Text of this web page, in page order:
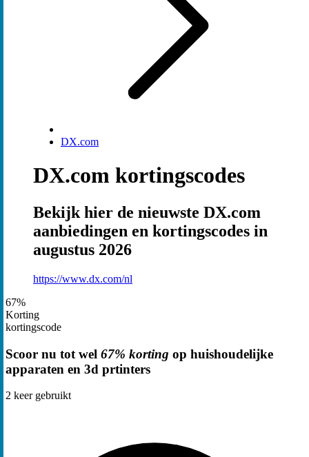
DX.com
DX.com kortingscodes
Bekijk hier de nieuwste DX.com
aanbiedingen en kortingscodes in
augustus 2026
https://www.dx.com/nl
67%
Korting
kortingscode
Scoor nu tot wel 67% korting op huishoudelijke
apparaten en 3d prtinters
2 keer gebruikt